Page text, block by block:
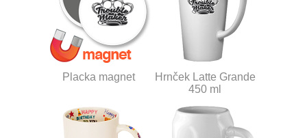
Placka magnet
Hrnček Latte Grande
450 ml